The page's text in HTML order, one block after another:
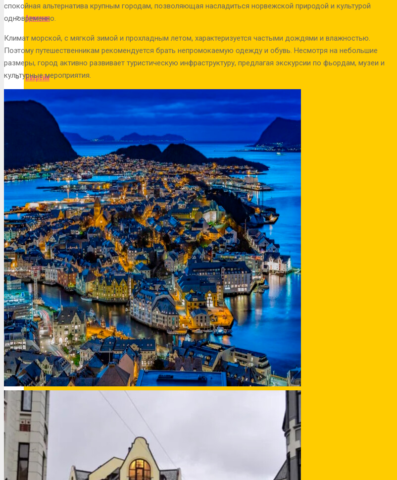
Армения
Бахрейн
Аргентина
Болгария
Бразилия
Венесуэла
Вьетнам
спокойная альтернатива крупным городам, позволяющая насладиться норвежской природой и культурой
одновременно.
Климат морской, с мягкой зимой и прохладным летом, характеризуется частыми дождями и влажностью.
Поэтому путешественникам рекомендуется брать непромокаемую одежду и обувь. Несмотря на небольшие
размеры, город активно развивает туристическую инфраструктуру, предлагая экскурсии по фьордам, музеи и
культурные мероприятия.